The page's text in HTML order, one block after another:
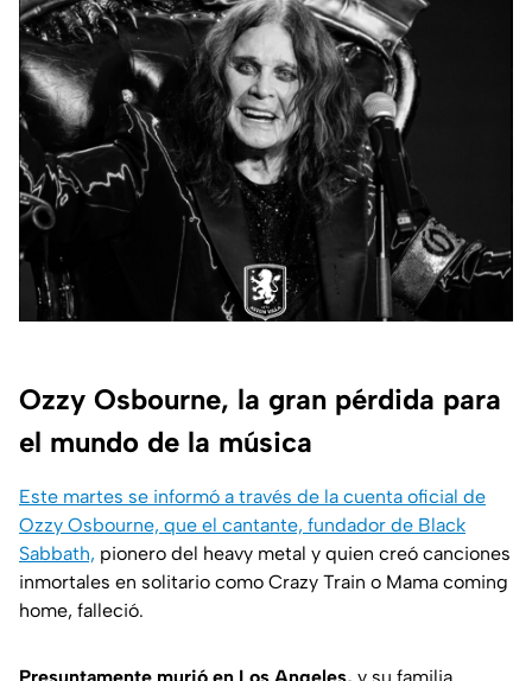
Ozzy Osbourne, la gran pérdida para
el mundo de la música
Este martes se informó a través de la cuenta oficial de
Ozzy Osbourne, que el cantante, fundador de Black
Sabbath, pionero del heavy metal y quien creó canciones
inmortales en solitario como Crazy Train o Mama coming
home, falleció.